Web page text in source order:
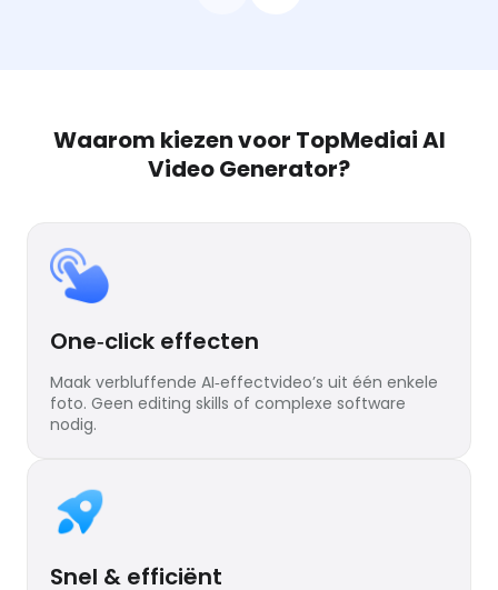
Waarom kiezen voor TopMediai AI
Video Generator?
One‑click effecten
Maak verbluffende AI‑effectvideo’s uit één enkele
foto. Geen editing skills of complexe software
nodig.
Snel & efficiënt